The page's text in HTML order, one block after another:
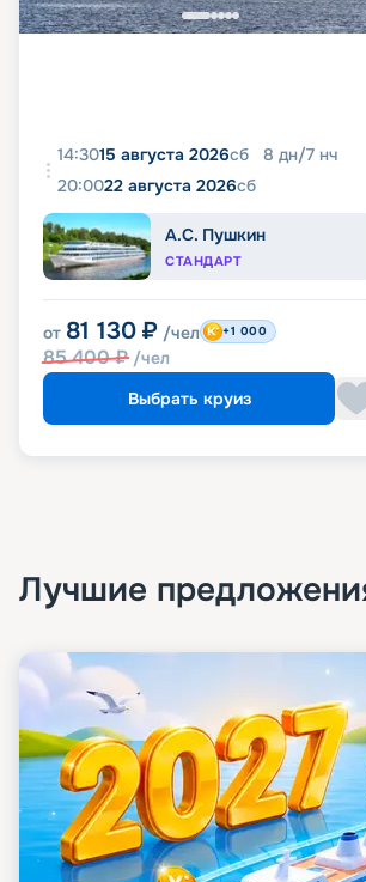
14:3015 августа 2026сб 8 дн/7 нч
20:0022 августа 2026сб
А.С. Пушкин
СТАНДАРТ
от 81 130 ₽ /чел
85 400₽ /чел
+1 000
Выбрать круиз
Лучшие